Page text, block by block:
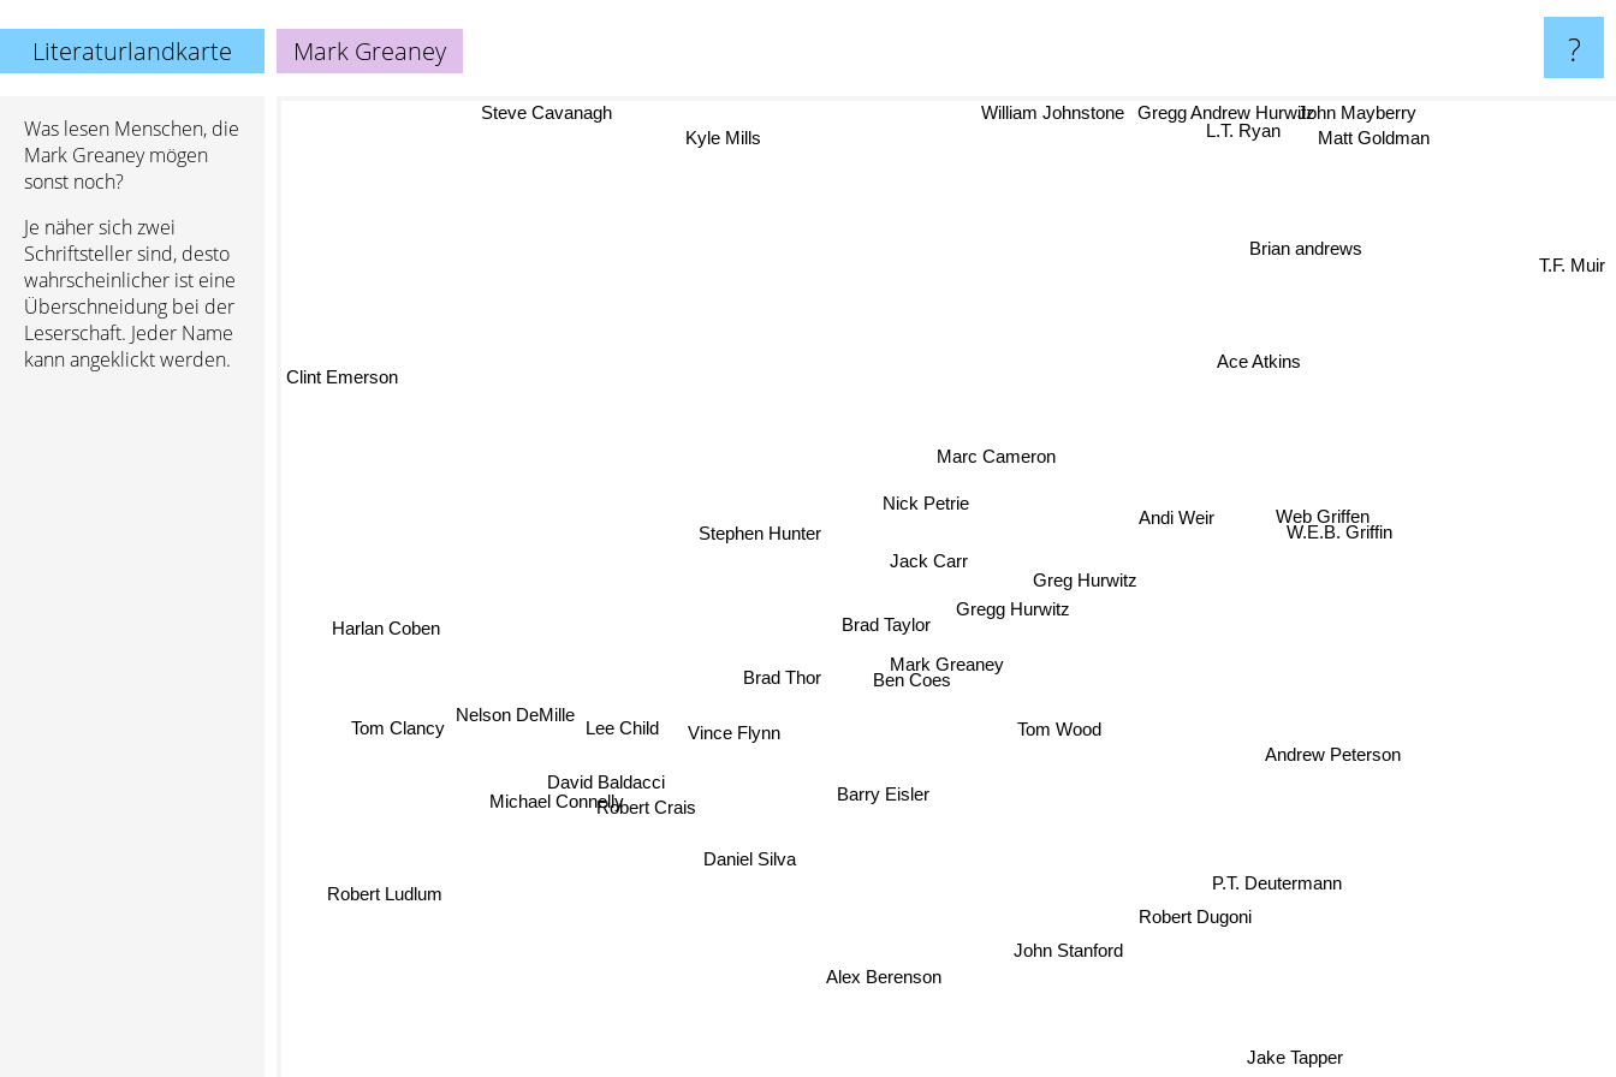
Literaturlandkarte Mark Greaney ?
Was lesen Menschen, die
Mark Greaney mögen
sonst noch?
Je näher sich zwei
Schriftsteller sind, desto
wahrscheinlicher ist eine
Überschneidung bei der
Leserschaft. Jeder Name
kann angeklickt werden.
Mark Greaney
Jack Carr
Gregg Hurwitz
Ben Coes
Tom Wood
Brad Taylor
Brad Thor
Barry Eisler
Vince Flynn
Greg Hurwitz
Marc Cameron
Nick Petrie
Daniel Silva
Lee Child
Andi Weir
Stephen Hunter
David Baldacci
Andrew Peterson
John Stanford
P.T. Deutermann
Robert Dugoni
Alex Berenson
Web Griffen
Tom Clancy
Michael Connelly
Robert Crais
Brian andrews
Nelson DeMille
Robert Ludlum
Jake Tapper
W.E.B. Griffin
L.T. Ryan
Harlan Coben
Kyle Mills
Steve Cavanagh John Mayberry
William Johnstone
Matt Goldman
T.F. Muir
Clint Emerson
Gregg Andrew Hurwitz